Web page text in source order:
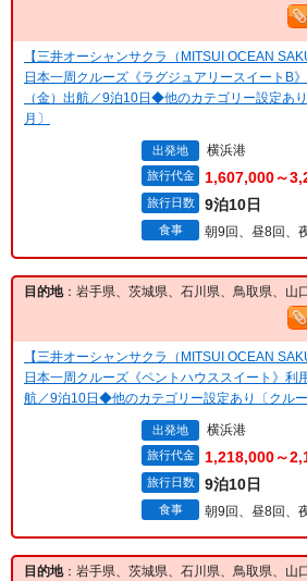
【三井オーシャンサクラ（MITSUI OCEAN
日本一周クルーズ《ラグジュアリースイートB
（金）出航／9泊10日◆他のカテゴリー設定あ
月〕
出発地 横浜港
旅行代金 1,607,000～
旅行日数 9泊10日
食事 朝9回、昼8回、
目的地：岩手県、茨城県、石川県、鳥取県、山
【三井オーシャンサクラ（MITSUI OCEAN
日本一周クルーズ《ペントハウススイート》利
航／9泊10日◆他のカテゴリー設定あり〔クル
出発地 横浜港
旅行代金 1,218,000～
旅行日数 9泊10日
食事 朝9回、昼8回、
目的地：岩手県、茨城県、石川県、鳥取県、山